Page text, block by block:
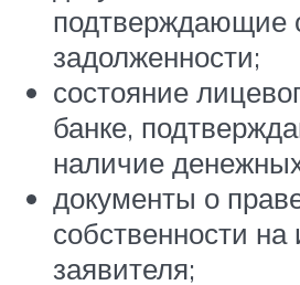
подтверждающие
задолженности;
состояние
банке,
наличие
документы о
собственности
заявителя;